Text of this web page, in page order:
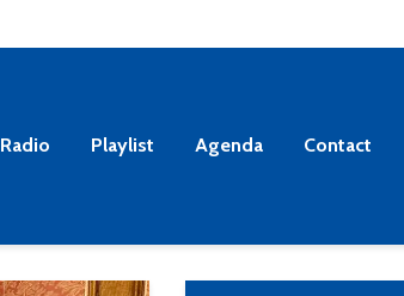
Radio Playlist Agenda Contact